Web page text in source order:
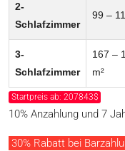
2-
Schlafzimmer
99 –
3-
Schlafzimmer
167 –
m²
Startpreis ab: 207843$
10% Anzahlung und 7
30% Rabatt bei